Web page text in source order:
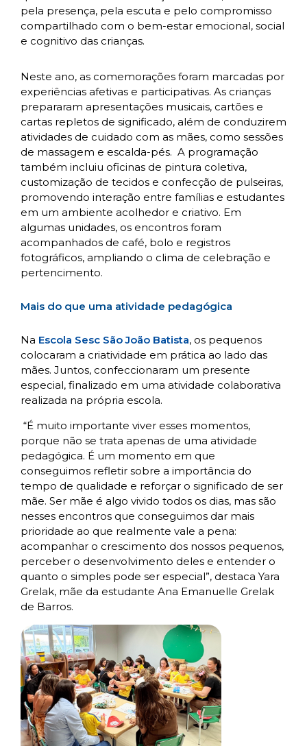
pela presença, pela escuta e pelo compromisso
compartilhado com o bem-estar emocional, social
e cognitivo das crianças.
Neste ano, as comemorações foram marcadas por
experiências afetivas e participativas. As crianças
prepararam apresentações musicais, cartões e
cartas repletos de significado, além de conduzirem
atividades de cuidado com as mães, como sessões
de massagem e escalda-pés. A programação
também incluiu oficinas de pintura coletiva,
customização de tecidos e confecção de pulseiras,
promovendo interação entre famílias e estudantes
em um ambiente acolhedor e criativo. Em
algumas unidades, os encontros foram
acompanhados de café, bolo e registros
fotográficos, ampliando o clima de celebração e
pertencimento.
Mais do que uma atividade pedagógica
Na Escola Sesc São João Batista, os pequenos
colocaram a criatividade em prática ao lado das
mães. Juntos, confeccionaram um presente
especial, finalizado em uma atividade colaborativa
realizada na própria escola.
“É muito importante viver esses momentos,
porque não se trata apenas de uma atividade
pedagógica. É um momento em que
conseguimos refletir sobre a importância do
tempo de qualidade e reforçar o significado de ser
mãe. Ser mãe é algo vivido todos os dias, mas são
nesses encontros que conseguimos dar mais
prioridade ao que realmente vale a pena:
acompanhar o crescimento dos nossos pequenos,
perceber o desenvolvimento deles e entender o
quanto o simples pode ser especial”, destaca Yara
Grelak, mãe da estudante Ana Emanuelle Grelak
de Barros.